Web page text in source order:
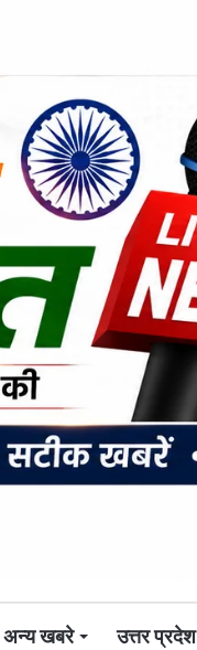
अन्य खबरे उत्तर प्रदेश